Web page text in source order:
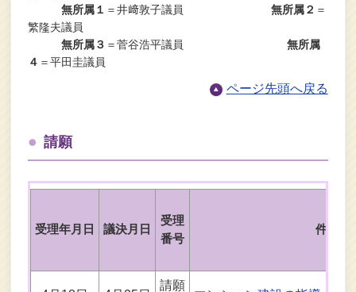
無所属１ ＝井﨑敦子議員 無所属２ ＝
繁隆夫議員
無所属３ ＝菅谷浩平議員無所属
４ ＝平田圭議員
ページ先頭へ戻る
請願
受理年月日 議決月日
受理
番号
件名
請願